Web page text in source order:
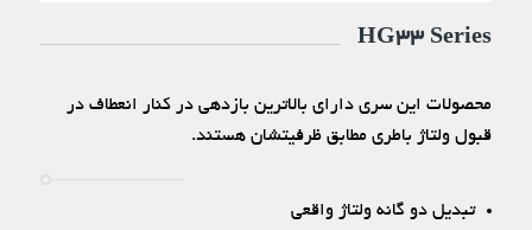
HG33 Series
محصولات این سری دارای بالاترین بازدهی در کنار انعطاف در
قبول ولتاژ باطری مطابق ظرفیتشان هستند.
تبدیل دو گانه ولتاژ واقعی